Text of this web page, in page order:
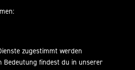
zugestimmt werden
Bedeutung findest du in unserer